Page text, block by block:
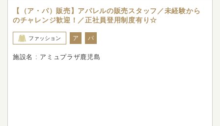
【（ア・パ）販売】アパレルの販売スタッフ／未経験から
のチャレンジ歓迎！／正社員登用制度有り☆
ファッション ア パ
施設名 : アミュプラザ鹿児島